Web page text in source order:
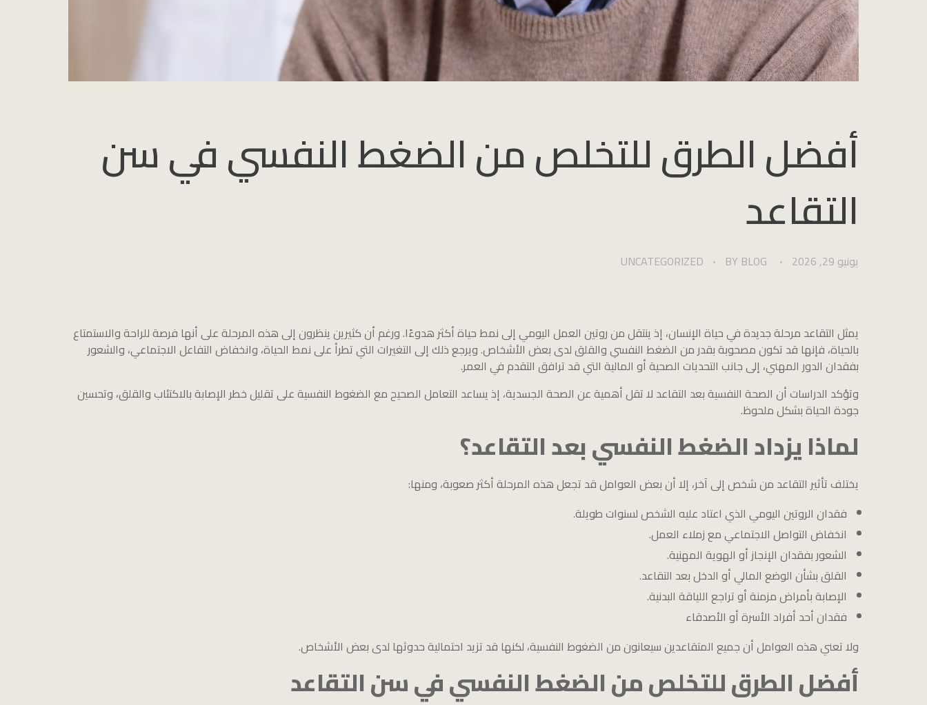
أفضل الطرق للتخلص من الضغط النفسي في سن
التقاعد
يونيو 29, 2026 BY BLOG
UNCATEGORIZED
يمثل التقاعد مرحلة جديدة في حياة الإنسان، إذ ينتقل من روتين العمل اليومي إلى نمط حياة أكثر هدوءًا. ورغم أن كثيرين ينظرون إلى هذه المرحلة على أنها فرصة للراحة والاستمتاع
بالحياة، فإنها قد تكون مصحوبة بقدر من الضغط النفسي والقلق لدى بعض الأشخاص. ويرجع ذلك إلى التغيرات التي تطرأ على نمط الحياة، وانخفاض التفاعل الاجتماعي، والشعور
بفقدان الدور المهني، إلى جانب التحديات الصحية أو المالية التي قد ترافق التقدم في العمر.
وتؤكد الدراسات أن الصحة النفسية بعد التقاعد لا تقل أهمية عن الصحة الجسدية، إذ يساعد التعامل الصحيح مع الضغوط النفسية على تقليل خطر الإصابة بالاكتئاب والقلق، وتحسين
جودة الحياة بشكل ملحوظ.
لماذا يزداد الضغط النفسي بعد التقاعد؟
يختلف تأثير التقاعد من شخص إلى آخر، إلا أن بعض العوامل قد تجعل هذه المرحلة أكثر صعوبة، ومنها:
فقدان الروتين اليومي الذي اعتاد عليه الشخص لسنوات طويلة.
انخفاض التواصل الاجتماعي مع زملاء العمل.
الشعور بفقدان الإنجاز أو الهوية المهنية.
القلق بشأن الوضع المالي أو الدخل بعد التقاعد.
الإصابة بأمراض مزمنة أو تراجع اللياقة البدنية.
فقدان أحد أفراد الأسرة أو الأصدقاء
ولا تعني هذه العوامل أن جميع المتقاعدين سيعانون من الضغوط النفسية، لكنها قد تزيد احتمالية حدوثها لدى بعض الأشخاص.
أفضل الطرق للتخلص من الضغط النفسي في سن التقاعد